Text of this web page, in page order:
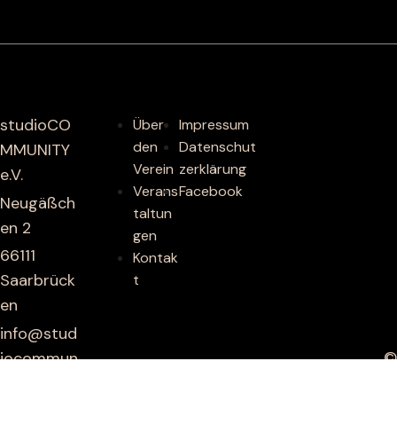
studioCO
MMUNITY
e.V.
Neugäßch
en 2
66111
Saarbrück
en
info@stud
iocommun
Über
den
Verein
Verans
taltun
gen
Kontak
t
Impressum
Datenschut
zerklärung
Facebook
©